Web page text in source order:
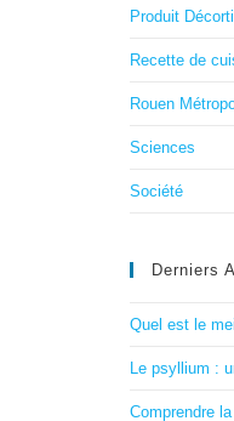
Produit
Recette de
Rouen
Sciences
Société
Derniers
Quel est le
Le psyllium :
Comprendre